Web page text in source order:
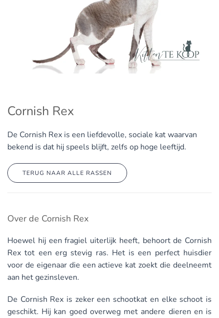
Cornish Rex
De Cornish Rex is een liefdevolle, sociale kat waarvan
bekend is dat hij speels blijft, zelfs op hoge leeftijd.
TERUG NAAR ALLE RASSEN
Over de Cornish Rex
Hoewel hij een fragiel uiterlijk heeft, behoort de Cornish
Rex tot een erg stevig ras. Het is een perfect huisdier
voor de eigenaar die een actieve kat zoekt die deelneemt
aan het gezinsleven.
De Cornish Rex is zeker een schootkat en elke schoot is
geschikt. Hij kan goed overweg met andere dieren en is